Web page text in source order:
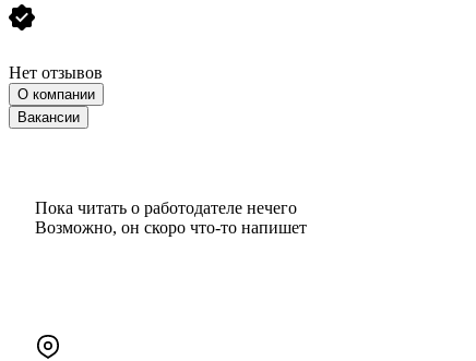
Нет отзывов
О компании
Вакансии
Пока читать о работодателе нечего
Возможно, он скоро что‑то напишет